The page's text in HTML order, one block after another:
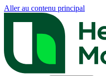
Aller au contenu principal